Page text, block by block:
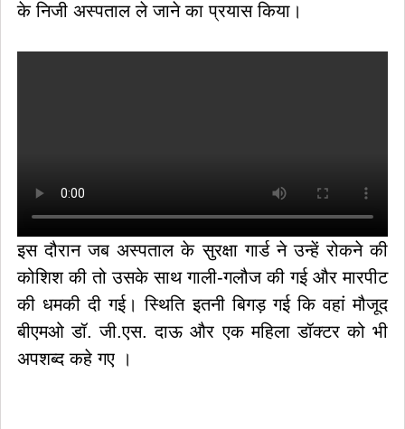
के निजी अस्पताल ले जाने का प्रयास किया।
इस दौरान जब अस्पताल के सुरक्षा गार्ड ने उन्हें रोकने की
कोशिश की तो उसके साथ गाली-गलौज की गई और मारपीट
की धमकी दी गई। स्थिति इतनी बिगड़ गई कि वहां मौजूद
बीएमओ डॉ. जी.एस. दाऊ और एक महिला डॉक्टर को भी
अपशब्द कहे गए ।